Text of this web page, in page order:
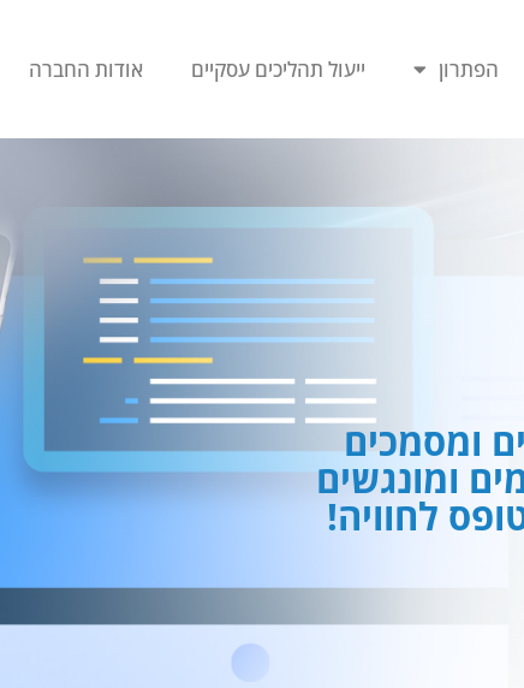
הפתרון ייעול תהליכים עסקיים אודות החברה
ומסמכים
ומונגשים
לחוויה!